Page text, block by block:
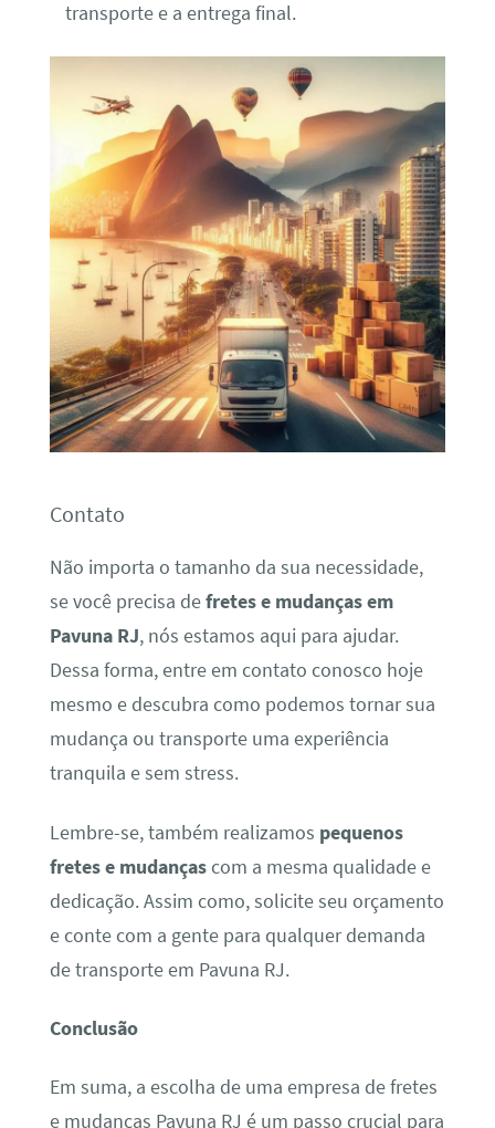
transporte e a entrega final.
Contato
Não importa o tamanho da sua necessidade,
se você precisa defretes e mudanças em
Pavuna RJ, nós estamos aqui para ajudar.
Dessa forma, entre em contato conosco hoje
mesmo e descubra como podemos tornar sua
mudança ou transporte uma experiência
tranquila e sem stress.
Lembre-se, também realizamos pequenos
fretes e mudançascom a mesma qualidade e
dedicação. Assim como, solicite seu orçamento
e conte com a gente para qualquer demanda
de transporte em Pavuna RJ.
Conclusão
Em suma, a escolha de uma empresa de fretes
e mudanças Pavuna RJ é um passo crucial para